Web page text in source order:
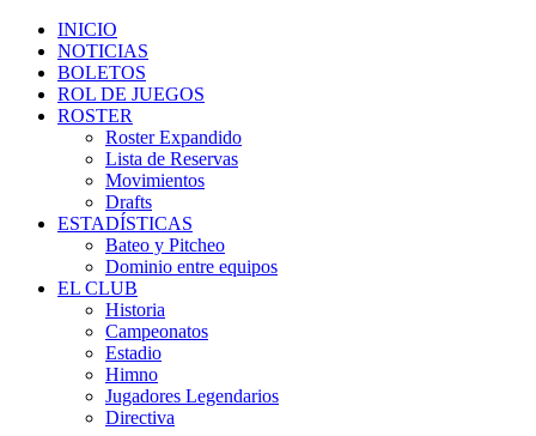
INICIO
NOTICIAS
BOLETOS
ROL DE JUEGOS
ROSTER
Roster Expandido
Lista de Reservas
Movimientos
Drafts
ESTADÍSTICAS
Bateo y Pitcheo
Dominio entre equipos
EL CLUB
Historia
Campeonatos
Estadio
Himno
Jugadores Legendarios
Directiva